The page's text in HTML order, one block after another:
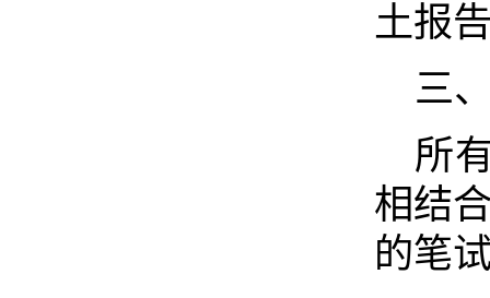
土报
三
所
相结
的笔